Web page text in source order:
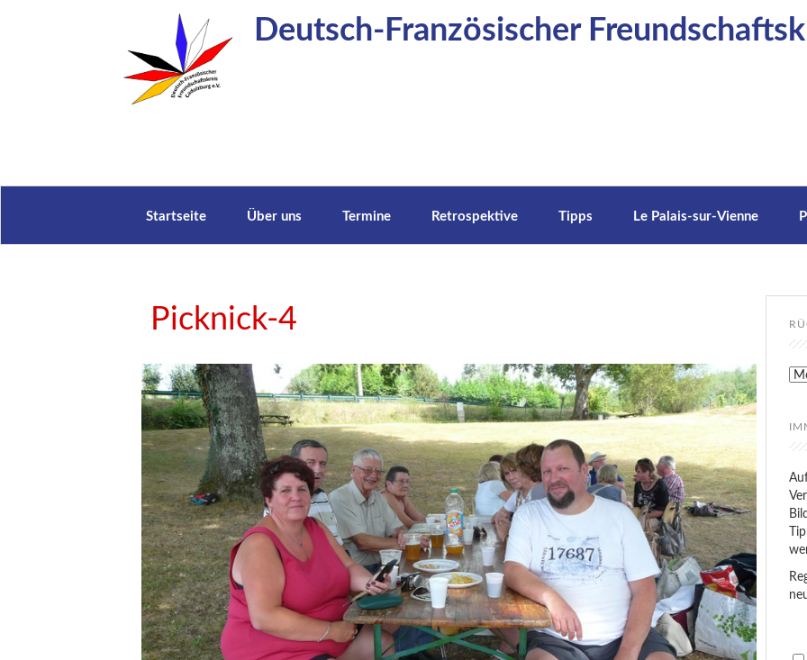
Deutsch-Französischer
Startseite Über uns Termine Retrospektive Tipps Le Palais-sur-Vienne
Picknick-4